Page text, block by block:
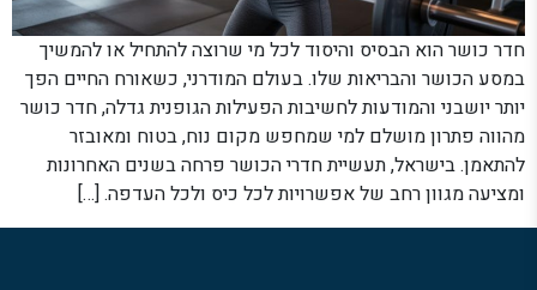
חדר כושר הוא הבסיס והיסוד לכל מי שרוצה להתחיל או להמשיך
במסע הכושר והבריאות שלו. בעולם המודרני, כשאורח החיים הפך
יותר יושבני והמודעות לחשיבות הפעילות הגופנית גדלה, חדר כושר
מהווה פתרון מושלם למי שמחפש מקום נוח, בטוח ומאובזר
להתאמן. בישראל, תעשיית חדרי הכושר פרחה בשנים האחרונות
ומציעה מגוון רחב של אפשרויות לכל כיס ולכל העדפה. […]